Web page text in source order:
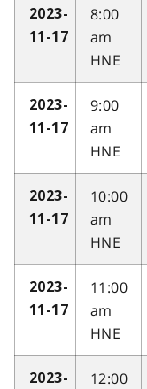
2023-
11-17
8:00
am
HNE
2023-
11-17
9:00
am
HNE
2023-
11-17
10:00
am
HNE
2023-
11-17
11:00
am
HNE
2023-
12:00